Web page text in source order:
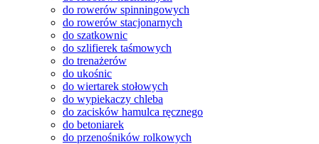
do rowerów spinningowych
do rowerów stacjonarnych
do szatkownic
do szlifierek taśmowych
do trenażerów
do ukośnic
do wiertarek stołowych
do wypiekaczy chleba
do zacisków hamulca ręcznego
do betoniarek
do przenośników rolkowych